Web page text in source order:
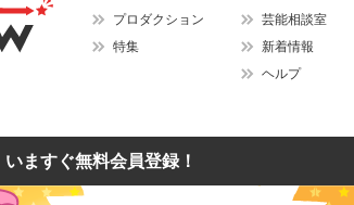
プロダクション
特集
芸能相談室
新着情報
ヘルプ
いますぐ無料会員登録！